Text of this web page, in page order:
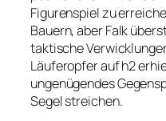
Figurenspiel zu
Bauern, aber Falk
taktische
Läuferopfer auf h2
ungenügendes
Segel streichen.